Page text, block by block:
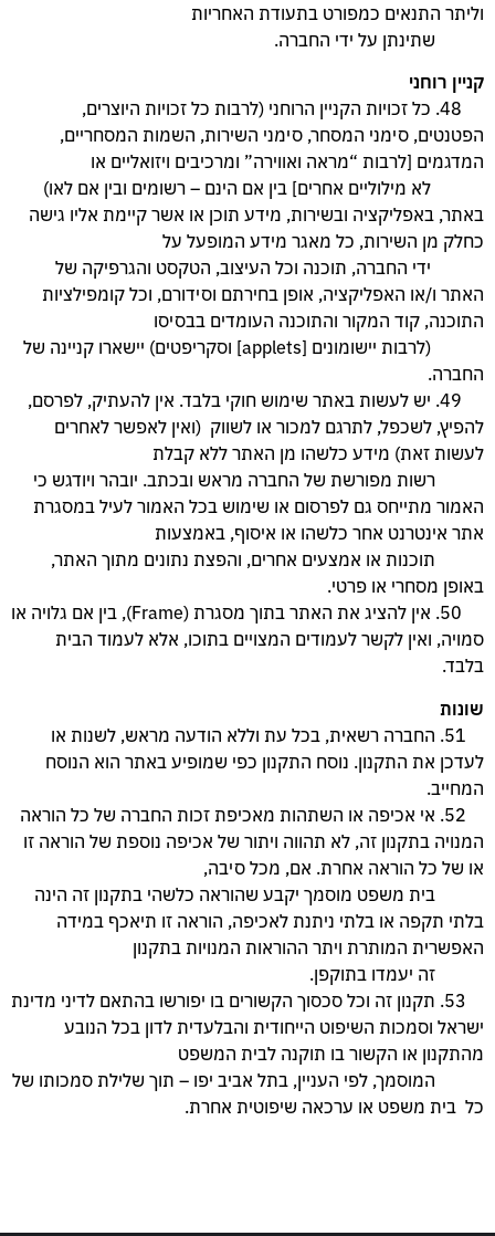
וליתר התנאים כמפורט בתעודת האחריות
שתינתן על ידי החברה.
קניין רוחני
48. כל זכויות הקניין הרוחני (לרבות כל זכויות היוצרים,
הפטנטים, סימני המסחר, סימני השירות, השמות המסחריים,
המדגמים [לרבות “מראה ואווירה” ומרכיבים ויזואליים או
לא מילוליים אחרים] בין אם הינם – רשומים ובין אם לאו)
באתר, באפליקציה ובשירות, מידע תוכן או אשר קיימת אליו גישה
כחלק מן השירות, כל מאגר מידע המופעל על
ידי החברה, תוכנה וכל העיצוב, הטקסט והגרפיקה של
האתר ו/או האפליקציה, אופן בחירתם וסידורם, וכל קומפילציות
התוכנה, קוד המקור והתוכנה העומדים בבסיסו
(לרבות יישומונים [applets] וסקריפטים) יישארו קניינה של
החברה.
49. יש לעשות באתר שימוש חוקי בלבד. אין להעתיק, לפרסם,
להפיץ, לשכפל, לתרגם למכור או לשווק (ואין לאפשר לאחרים
לעשות זאת) מידע כלשהו מן האתר ללא קבלת
רשות מפורשת של החברה מראש ובכתב. יובהר ויודגש כי
האמור מתייחס גם לפרסום או שימוש בכל האמור לעיל במסגרת
אתר אינטרנט אחר כלשהו או איסוף, באמצעות
תוכנות או אמצעים אחרים, והפצת נתונים מתוך האתר,
באופן מסחרי או פרטי.
50. אין להציג את האתר בתוך מסגרת (Frame), בין אם גלויה או
סמויה, ואין לקשר לעמודים המצויים בתוכו, אלא לעמוד הבית
בלבד.
שונות
51. החברה רשאית, בכל עת וללא הודעה מראש, לשנות או
לעדכן את התקנון. נוסח התקנון כפי שמופיע באתר הוא הנוסח
המחייב.
52. אי אכיפה או השתהות מאכיפת זכות החברה של כל הוראה
המנויה בתקנון זה, לא תהווה ויתור של אכיפה נוספת של הוראה זו
או של כל הוראה אחרת. אם, מכל סיבה,
בית משפט מוסמך יקבע שהוראה כלשהי בתקנון זה הינה
בלתי תקפה או בלתי ניתנת לאכיפה, הוראה זו תיאכף במידה
האפשרית המותרת ויתר ההוראות המנויות בתקנון
זה יעמדו בתוקפן.
53. תקנון זה וכל סכסוך הקשורים בו יפורשו בהתאם לדיני מדינת
ישראל וסמכות השיפוט הייחודית והבלעדית לדון בכל הנובע
מהתקנון או הקשור בו תוקנה לבית המשפט
המוסמך, לפי העניין, בתל אביב יפו – תוך שלילת סמכותו של
כל בית משפט או ערכאה שיפוטית אחרת.